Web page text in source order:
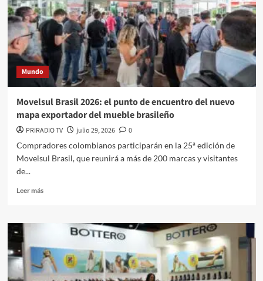
de
proveeduría
Mundo
Movelsul Brasil 2026: el punto de encuentro del nuevo
mapa exportador del mueble brasileño
PRIRADIO TV julio 29, 2026
0
Compradores colombianos participarán en la 25ª edición de
Movelsul Brasil, que reunirá a más de 200 marcas y visitantes
de...
Leer másLeer
Movelsul
el
punto